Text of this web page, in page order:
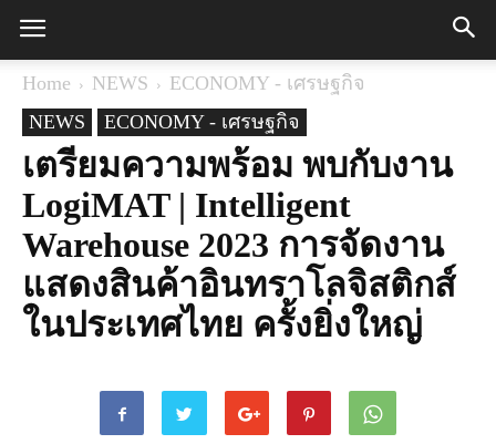
Home NEWS
ECONOMY - เศรษฐกิจ
NEWS
ECONOMY - เศรษฐกิจ
เตรียมความพร้อม พบกับงาน
LogiMAT | Intelligent
Warehouse 2023 การจัดงาน
แสดงสินค้าอินทราโลจิสติกส์
ในประเทศไทย ครั้งยิ่งใหญ่